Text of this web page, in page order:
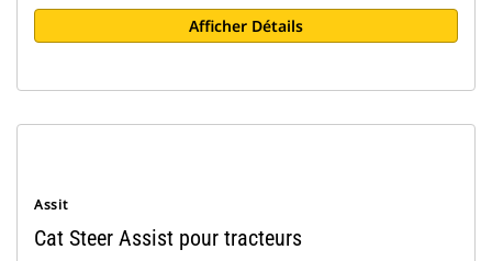
Afficher Détails
Assit
Cat Steer Assist pour tracteurs